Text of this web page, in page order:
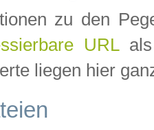
zu den
URLals
liegen hier